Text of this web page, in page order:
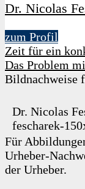
Dr. Nicolas
zum Profil
Zeit für ein
Das Problem
Bildnachweise
Dr. Nicolas
fescharek-
Für
Urheber-
der Urheber.